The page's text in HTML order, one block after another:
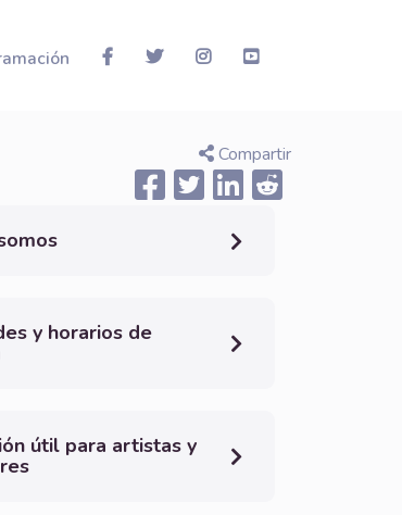
Compartir
y horarios de
útil para artistas y